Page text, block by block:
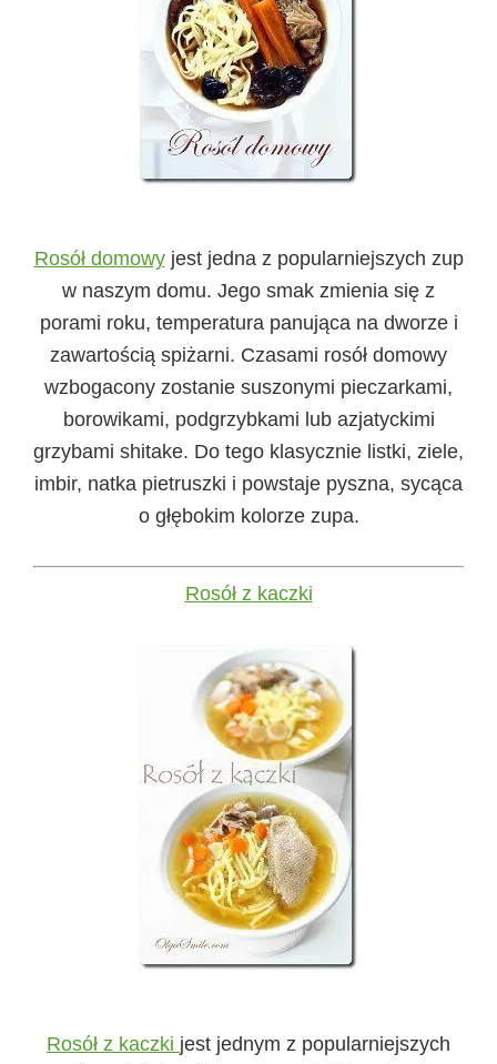
Rosół domowyjest jedna z popularniejszych zup
w naszym domu. Jego smak zmienia się z
porami roku, temperatura panująca na dworze i
zawartością spiżarni. Czasami rosół domowy
wzbogacony zostanie suszonymi pieczarkami,
borowikami, podgrzybkami lub azjatyckimi
grzybami shitake. Do tego klasycznie listki, ziele,
imbir, natka pietruszki i powstaje pyszna, sycąca
o głębokim kolorze zupa.
Rosół z kaczki
Rosół z kaczki jest jednym z popularniejszych